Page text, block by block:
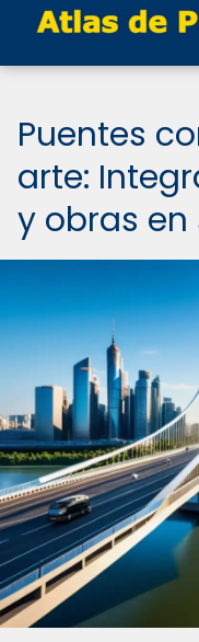
Puentes
arte:
y obras